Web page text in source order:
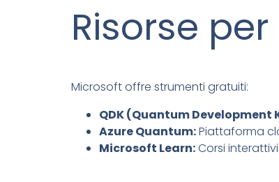
Risorse
Microsoft offre strumenti gratuiti:
QDK (Quantum Development
Azure Quantum:Piattaforma
Microsoft Learn:Corsi